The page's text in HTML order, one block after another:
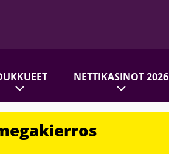
NETTIKASINOT 2026